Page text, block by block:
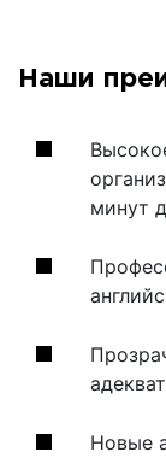
Наши
минут
Новые